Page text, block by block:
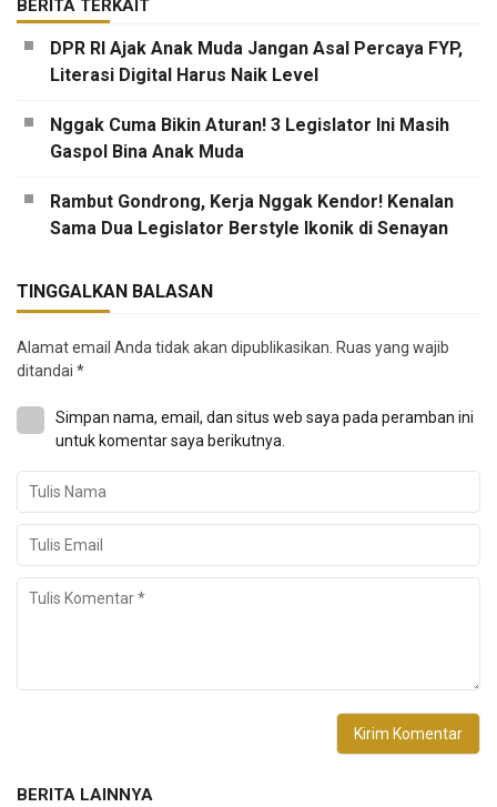
BERITA TERKAIT
DPR RI Ajak Anak Muda Jangan Asal Percaya FYP,
Literasi Digital Harus Naik Level
Nggak Cuma Bikin Aturan! 3 Legislator Ini Masih
Gaspol Bina Anak Muda
Rambut Gondrong, Kerja Nggak Kendor! Kenalan
Sama Dua Legislator Berstyle Ikonik di Senayan
TINGGALKAN BALASAN
Alamat email Anda tidak akan dipublikasikan. Ruas yang wajib
ditandai *
Simpan nama, email, dan situs web saya pada peramban ini
untuk komentar saya berikutnya.
BERITA LAINNYA